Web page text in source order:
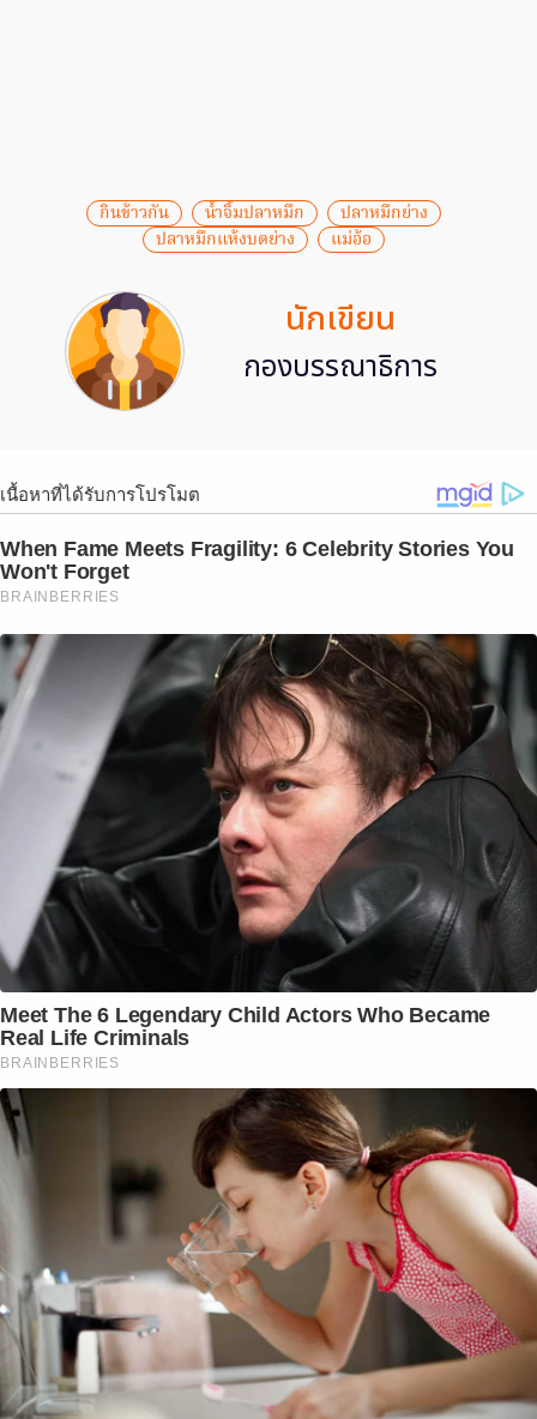
กินข้าวกัน น้ำจิ้มปลาหมึก
ปลาหมึกย่าง
ปลาหมึกแห้งบดย่าง
แม่อ้อ
นักเขียน
กองบรรณาธิการ
เนื้อหาที่ได้รับการโปรโมต
When Fame Meets Fragility: 6 Celebrity Stories You
Won't Forget
BRAINBERRIES
Meet The 6 Legendary Child Actors Who Became
Real Life Criminals
BRAINBERRIES